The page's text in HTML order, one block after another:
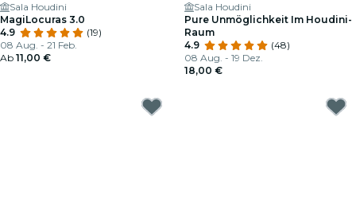
Sala Houdini
MagiLocuras 3.0
4.9
(19)
08 Aug. - 21 Feb.
Ab 11,00 €
Sala Houdini
Pure Unmöglichkeit Im Houdini-
Raum
4.9
(48)
08 Aug. - 19 Dez.
18,00 €